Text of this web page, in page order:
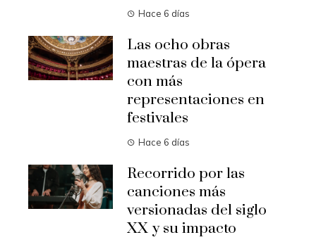
Hace 6 días
Las ocho obras
maestras de la ópera
con más
representaciones en
festivales
Hace 6 días
Recorrido por las
canciones más
versionadas del siglo
XX y su impacto